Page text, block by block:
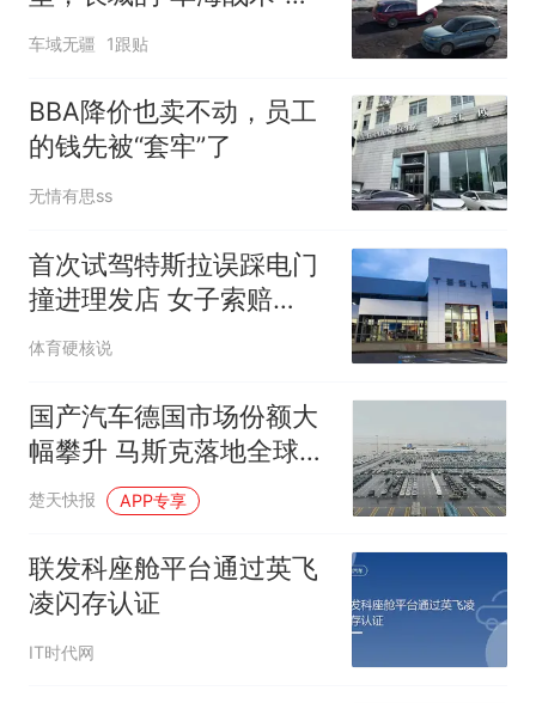
是内耗还是布局？
车域无疆 1跟贴
BBA降价也卖不动，员工
的钱先被“套牢”了
无情有思ss
首次试驾特斯拉误踩电门
撞进理发店 女子索赔
1035万美元
体育硬核说
国产汽车德国市场份额大
幅攀升 马斯克落地全球最
大芯片厂Terafab 李斌官
宣蔚来全新120度三元电
池
楚天快报 APP专享
联发科座舱平台通过英飞
凌闪存认证
IT时代网